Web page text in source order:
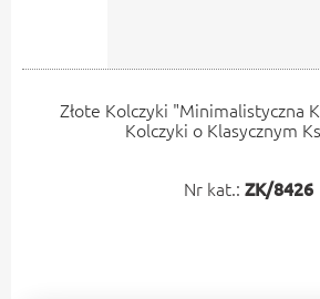
Złote Kolczyki "Minimalistyczna
Kolczyki o Klasycznym
Nr kat.: ZK/8426